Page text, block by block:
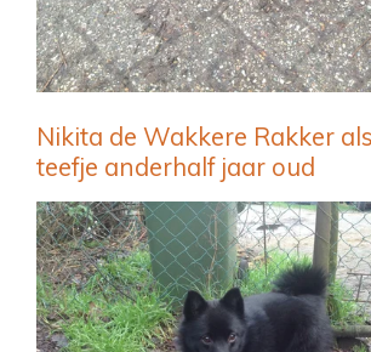
Nikita de Wakkere Rakker
teefje anderhalf jaar oud